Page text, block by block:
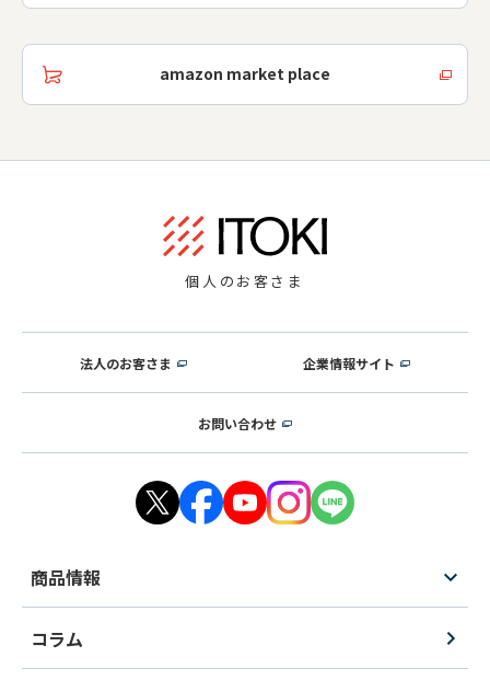
amazon market place
個人のお客さま
法人のお客さま 企業情報サイト
お問い合わせ
商品情報
コラム